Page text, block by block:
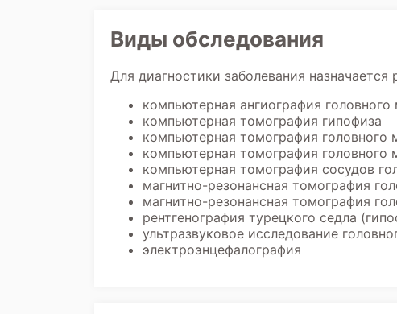
Виды обследования
Для диагностики заболевания
компьютерная ангиография головного
компьютерная томография гипофиза
компьютерная томография головного
компьютерная томография головного
компьютерная томография сосудов
магнитно-резонансная томография
магнитно-резонансная томография
рентгенография турецкого седла
ультразвуковое исследование
электроэнцефалография